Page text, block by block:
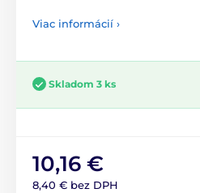
Viac informácií ›
Skladom 3 ks
10,16 €
8,40 € bez DPH